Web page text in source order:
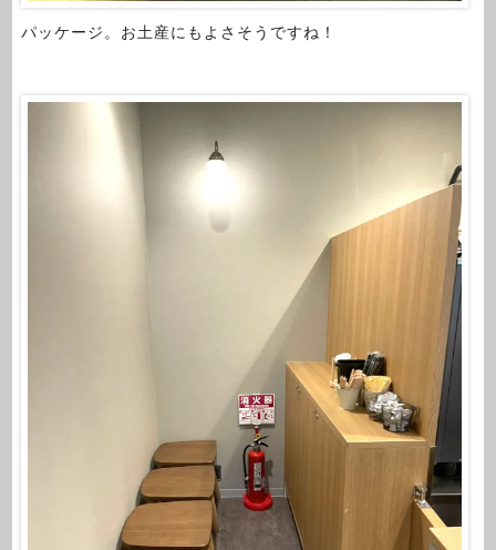
パッケージ。お土産にもよさそうですね！